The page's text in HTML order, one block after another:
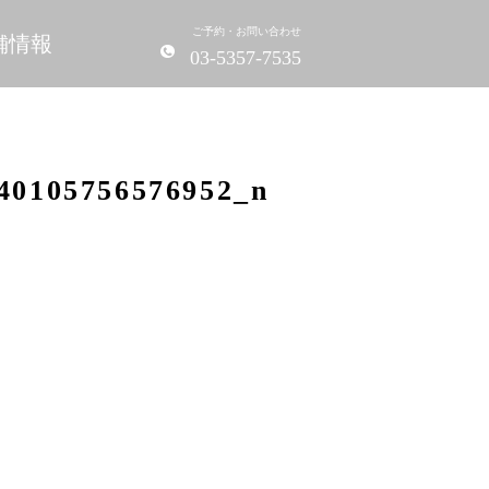
ご予約・お問い合わせ
03-5357-7535
情報